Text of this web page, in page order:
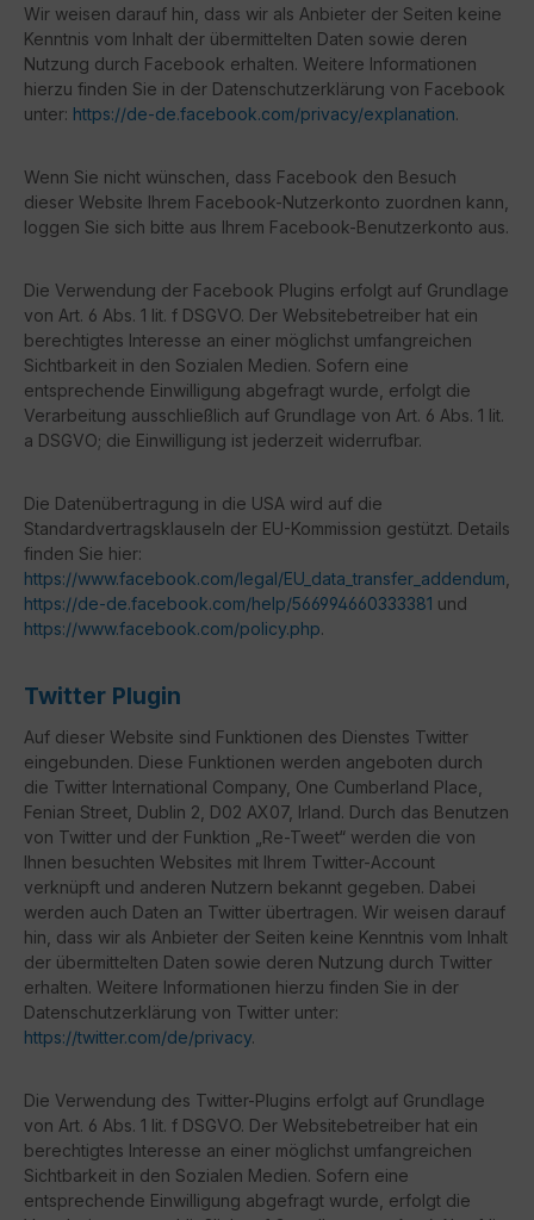
Wir weisen darauf hin, dass wir als Anbieter der Seiten keine
Kenntnis vom Inhalt der übermittelten Daten sowie deren
Nutzung durch Facebook erhalten. Weitere Informationen
hierzu finden Sie in der Datenschutzerklärung von Facebook
unter: https://de-de.facebook.com/privacy/explanation.
Wenn Sie nicht wünschen, dass Facebook den Besuch
dieser Website Ihrem Facebook-Nutzerkonto zuordnen kann,
loggen Sie sich bitte aus Ihrem Facebook-Benutzerkonto aus.
Die Verwendung der Facebook Plugins erfolgt auf Grundlage
von Art. 6 Abs. 1 lit. f DSGVO. Der Websitebetreiber hat ein
berechtigtes Interesse an einer möglichst umfangreichen
Sichtbarkeit in den Sozialen Medien. Sofern eine
entsprechende Einwilligung abgefragt wurde, erfolgt die
Verarbeitung ausschließlich auf Grundlage von Art. 6 Abs. 1 lit.
a DSGVO; die Einwilligung ist jederzeit widerrufbar.
Die Datenübertragung in die USA wird auf die
Standardvertragsklauseln der EU-Kommission gestützt. Details
finden Sie hier:
https://www.facebook.com/legal/EU_data_transfer_addendum
https://de-de.facebook.com/help/566994660333381 und
https://www.facebook.com/policy.php.
Twitter Plugin
Auf dieser Website sind Funktionen des Dienstes Twitter
eingebunden. Diese Funktionen werden angeboten durch
die Twitter International Company, One Cumberland Place,
Fenian Street, Dublin 2, D02 AX07, Irland. Durch das Benutzen
von Twitter und der Funktion „Re-Tweet“ werden die von
Ihnen besuchten Websites mit Ihrem Twitter-Account
verknüpft und anderen Nutzern bekannt gegeben. Dabei
werden auch Daten an Twitter übertragen. Wir weisen darauf
hin, dass wir als Anbieter der Seiten keine Kenntnis vom Inhalt
der übermittelten Daten sowie deren Nutzung durch Twitter
erhalten. Weitere Informationen hierzu finden Sie in der
Datenschutzerklärung von Twitter unter:
https://twitter.com/de/privacy.
Die Verwendung des Twitter-Plugins erfolgt auf Grundlage
von Art. 6 Abs. 1 lit. f DSGVO. Der Websitebetreiber hat ein
berechtigtes Interesse an einer möglichst umfangreichen
Sichtbarkeit in den Sozialen Medien. Sofern eine
entsprechende Einwilligung abgefragt wurde, erfolgt die